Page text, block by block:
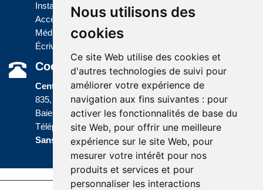
Nous utilisons des
cookies
Ce site Web utilise des cookies et
d'autres technologies de suivi pour
améliorer votre expérience de
navigation aux fins suivantes : pour
activer les fonctionnalités de base du
site Web, pour offrir une meilleure
expérience sur le site Web, pour
mesurer votre intérêt pour nos
produits et services et pour
personnaliser les interactions
Installations
Accès à l'information
Médias
Écrivez-nous
Coordonnées
Centre administratif
835, boulevard Jolliet
Baie-Comeau (Québec) G5C 1P5
Téléphone :418 589-9845 ou
Sans frais : 1 800 463-5142